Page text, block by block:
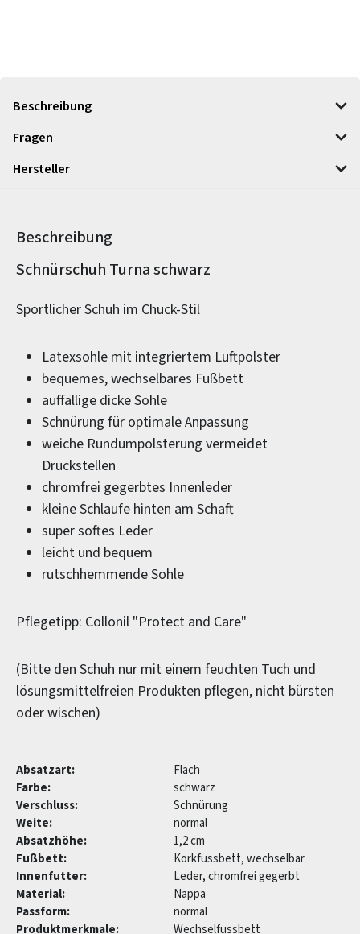
Beschreibung
Fragen
Hersteller
Beschreibung
Produktinformationen
Schnürschuh Turna schwarz
Sportlicher Schuh im Chuck-Stil
Latexsohle mit integriertem Luftpolster
bequemes, wechselbares Fußbett
auffällige dicke Sohle
Schnürung für optimale Anpassung
weiche Rundumpolsterung vermeidet
Druckstellen
chromfrei gegerbtes Innenleder
kleine Schlaufe hinten am Schaft
super softes Leder
leicht und bequem
rutschhemmende Sohle
Pflegetipp: Collonil "Protect and Care"
(Bitte den Schuh nur mit einem feuchten Tuch und
lösungsmittelfreien Produkten pflegen, nicht bürsten
oder wischen)
Absatzart:
Flach
Farbe:
schwarz
Verschluss:
Schnürung
Weite:
normal
Absatzhöhe:
1,2 cm
Fußbett:
Korkfussbett, wechselbar
Innenfutter:
Leder, chromfrei gegerbt
Material:
Nappa
Passform:
normal
Produktmerkmale:
Wechselfussbett